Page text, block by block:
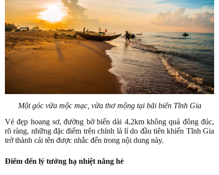
Một góc vừa mộc mạc, vừa thơ mộng tại bãi biển Tĩnh Gia
Vẻ đẹp hoang sơ, đường bờ biển dài 4,2km không quá đông đúc,
rõ ràng, những đặc điểm trên chính là lí do đầu tiên khiến Tĩnh Gia
trở thành cái tên được nhắc đến trong nội dung này.
Điểm đến lý tưởng hạ nhiệt nắng hè